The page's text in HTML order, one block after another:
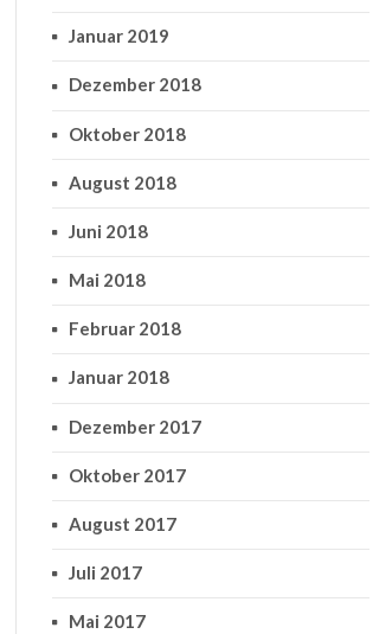
Januar 2019
Dezember 2018
Oktober 2018
August 2018
Juni 2018
Mai 2018
Februar 2018
Januar 2018
Dezember 2017
Oktober 2017
August 2017
Juli 2017
Mai 2017